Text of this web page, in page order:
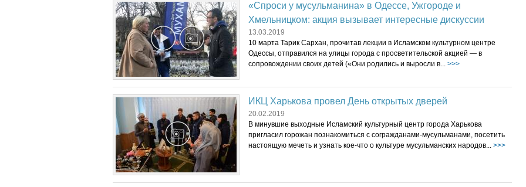
«Спроси у мусульманина» в Одессе, Ужгороде и
Хмельницком: акция вызывает интересные дискуссии
13.03.2019
10 марта Тарик Сархан, прочитав лекции в Исламском культурном центре
Одессы, отправился на улицы города с просветительской акцией — в
сопровождении своих детей («Они родились и выросли в... >>>
ИКЦ Харькова провел День открытых дверей
20.02.2019
В минувшие выходные Исламский культурный центр города Харькова
пригласил горожан познакомиться с согражданами-мусульманами, посетить
настоящую мечеть и узнать кое-что о культуре мусульманских народов... >>>